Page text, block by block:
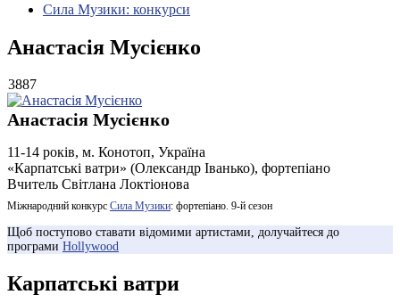
Сила Музики: конкурси
Анастасія Мусієнко
3887
Анастасія Мусієнко
11-14 років, м. Конотоп, Україна
«Карпатські ватри» (Олександр Іванько), фортепіано
Вчитель Світлана Локтіонова
Міжнародний конкурс Сила Музики: фортепіано. 9-й сезон
Щоб поступово ставати відомими артистами, долучайтеся до
програми Hollywood
Карпатські ватри